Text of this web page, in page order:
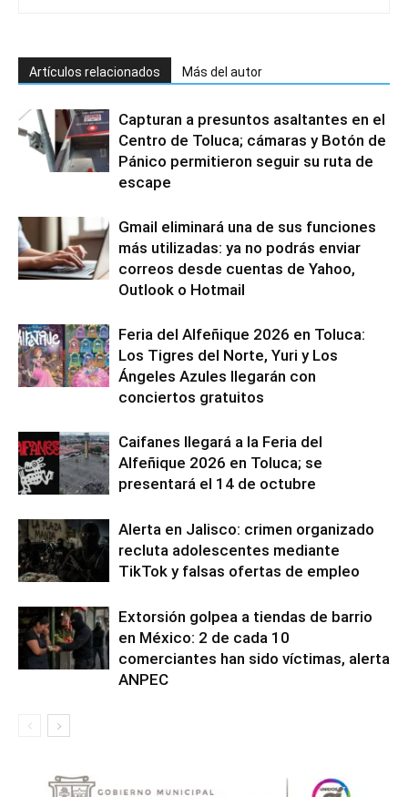
Artículos relacionados Más del autor
Capturan a presuntos asaltantes en el
Centro de Toluca; cámaras y Botón de
Pánico permitieron seguir su ruta de
escape
Gmail eliminará una de sus funciones
más utilizadas: ya no podrás enviar
correos desde cuentas de Yahoo,
Outlook o Hotmail
Feria del Alfeñique 2026 en Toluca:
Los Tigres del Norte, Yuri y Los
Ángeles Azules llegarán con
conciertos gratuitos
Caifanes llegará a la Feria del
Alfeñique 2026 en Toluca; se
presentará el 14 de octubre
Alerta en Jalisco: crimen organizado
recluta adolescentes mediante
TikTok y falsas ofertas de empleo
Extorsión golpea a tiendas de barrio
en México: 2 de cada 10
comerciantes han sido víctimas, alerta
ANPEC